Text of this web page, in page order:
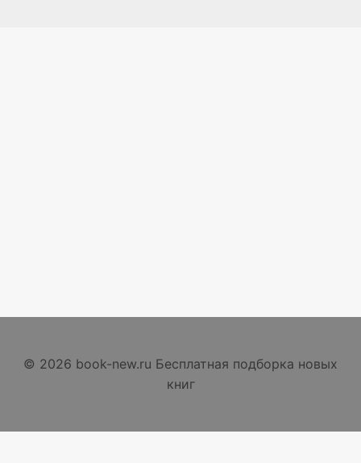
© 2026 book-new.ru Бесплатная подборка новых
книг